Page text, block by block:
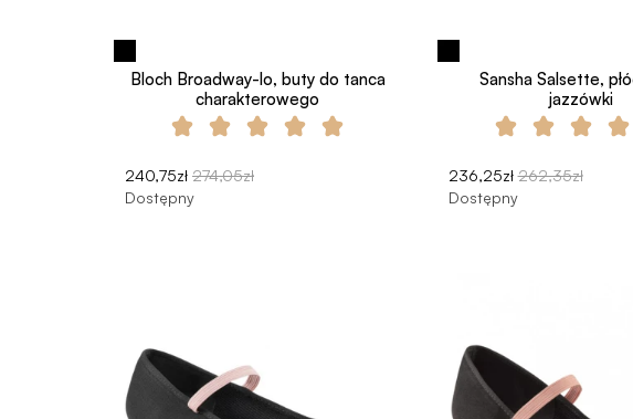
Bloch Broadway-lo, buty do tanca
charakterowego
240,75zł 274,05zł
Dostępny
Sansha Salsette,
jazzówki
236,25zł 262,35zł
Dostępny